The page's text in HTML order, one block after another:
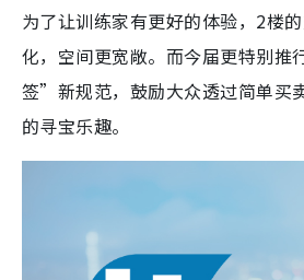
为了让训练家有更好的体验，2楼
化，空间更宽敞。而今届更特别
签”新规范，鼓励大众透过简单买
的寻宝乐趣。